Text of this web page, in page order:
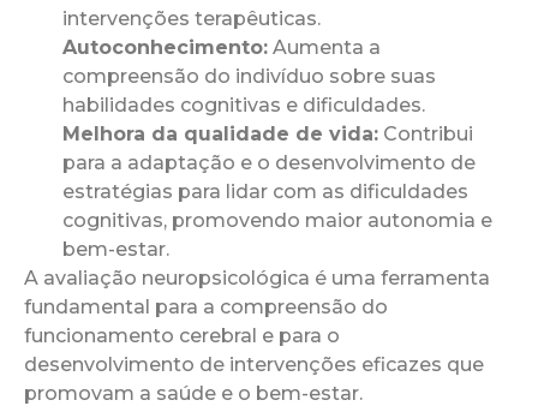
intervenções terapêuticas.
Autoconhecimento: Aumenta a
compreensão do indivíduo sobre suas
habilidades cognitivas e dificuldades.
Melhora da qualidade de vida: Contribui
para a adaptação e o desenvolvimento de
estratégias para lidar com as dificuldades
cognitivas, promovendo maior autonomia e
bem-estar.
A avaliação neuropsicológica é uma ferramenta
fundamental para a compreensão do
funcionamento cerebral e para o
desenvolvimento de intervenções eficazes que
promovam a saúde e o bem-estar.